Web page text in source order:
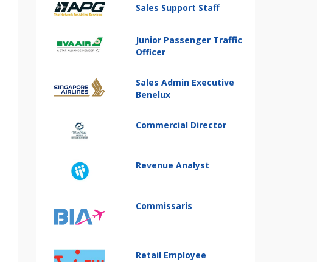
Sales Support Staff
Junior Passenger Traffic
Officer
Sales Admin Executive
Benelux
Commercial Director
Revenue Analyst
Commissaris
Retail Employee